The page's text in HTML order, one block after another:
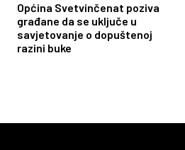
Općina Svetvinčenat poziva
građane da se uključe u
savjetovanje o dopuštenoj
razini buke